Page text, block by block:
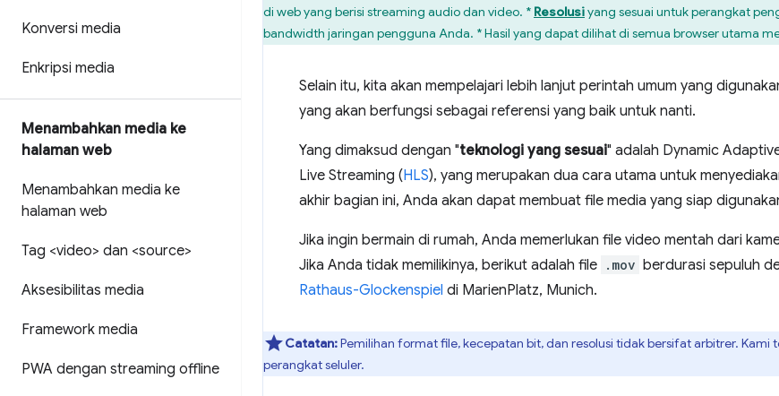
Konversi media
Enkripsi media
Menambahkan media ke
halaman web
Menambahkan media ke
halaman web
Tag <video> dan <source>
Aksesibilitas media
Framework media
PWA dengan streaming offline
di web yang berisi streaming audio dan video. * Resolusiyang sesuai untuk perangkat
bandwidth jaringan pengguna Anda. * Hasil yang dapat dilihat di semua browser utama
Selain itu, kita akan mempelajari lebih lanjut perintah umum yang
yang akan berfungsi sebagai referensi yang baik untuk nanti.
Yang dimaksud dengan "teknologi yang sesuai" adalah Dynamic
Live Streaming (HLS), yang merupakan dua cara utama untuk
akhir bagian ini, Anda akan dapat membuat file media yang siap
Jika ingin bermain di rumah, Anda memerlukan file video mentah dari
Jika Anda tidak memilikinya, berikut adalah file .mov berdurasi sepuluh
Rathaus-Glockenspiel di MarienPlatz, Munich.
Catatan:Pemilihan format file, kecepatan bit, dan resolusi tidak bersifat arbitrer.
perangkat seluler.